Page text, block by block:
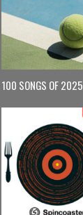
100 SONGS OF 2025